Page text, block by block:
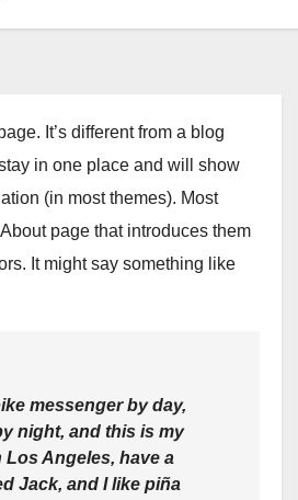
It’s different from a blog
in one place and will show
(in most themes). Most
page that introduces them
It might say something like
messenger by day,
night, and this is my
Los Angeles, have a
Jack, and I like piña